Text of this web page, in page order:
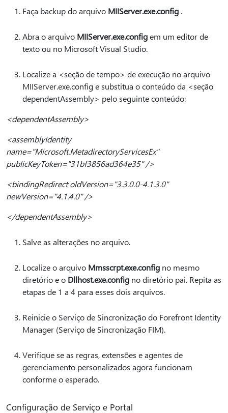
Faça backup do arquivo MIIServer.exe.config .
Abra o arquivo MIIServer.exe.configem um editor de
texto ou no Microsoft Visual Studio.
Localize a <seção de tempo> de execução no arquivo
MIIServer.exe.config e substitua o conteúdo da <seção
dependentAssembly> pelo seguinte conteúdo:
<dependentAssembly>
<assemblyIdentity
name="Microsoft.MetadirectoryServicesEx"
publicKeyToken="31bf3856ad364e35" />
<bindingRedirect oldVersion="3.3.0.0-4.1.3.0"
newVersion="4.1.4.0" />
</dependentAssembly>
Salve as alterações no arquivo.
Localize o arquivo Mmsscrpt.exe.config no mesmo
diretório e o Dllhost.exe.config no diretório pai. Repita as
etapas de 1 a 4 para esses dois arquivos.
Reinicie o Serviço de Sincronização do Forefront Identity
Manager (Serviço de Sincronização FIM).
Verifique se as regras, extensões e agentes de
gerenciamento personalizados agora funcionam
conforme o esperado.
Configuração de Serviço e Portal